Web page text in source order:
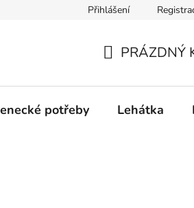
řešení spotřebitelských sporů.
Přihlášení
KOŠÍK
PRÁZDNÝ
potřeby Lehátka